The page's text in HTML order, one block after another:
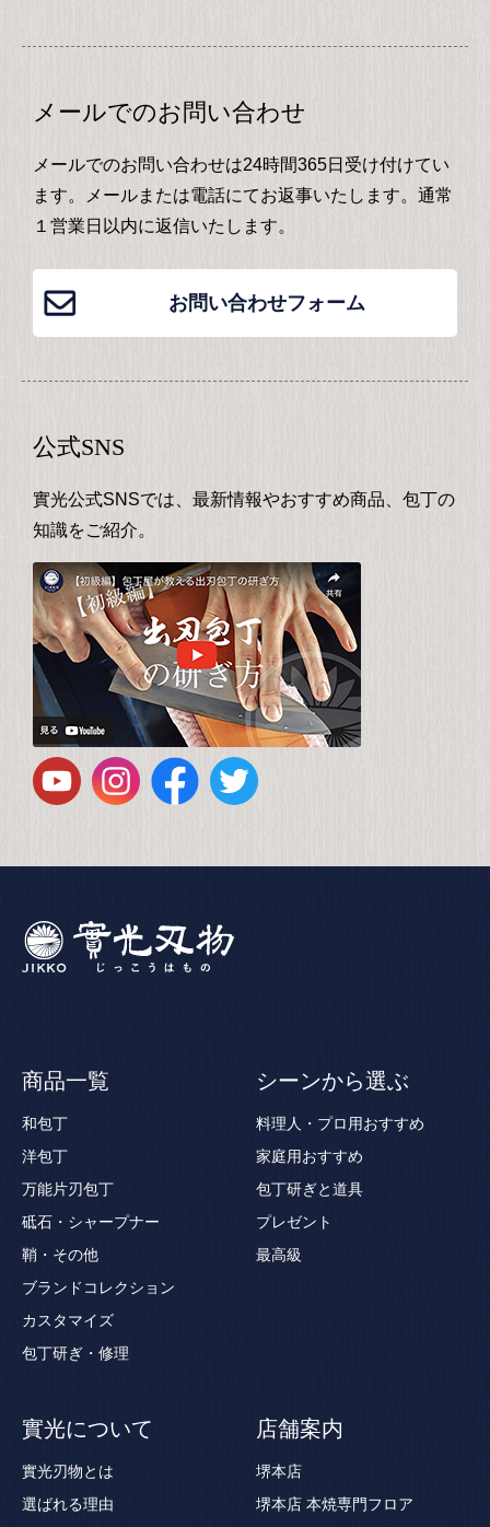
メールでのお問い合わせ
メールでのお問い合わせは24時間365日受け付けてい
ます。メールまたは電話にてお返事いたします。通常
１営業日以内に返信いたします。
お問い合わせフォーム
公式SNS
實光公式SNSでは、最新情報やおすすめ商品、包丁の
知識をご紹介。
商品一覧
和包丁
洋包丁
万能片刃包丁
砥石・シャープナー
鞘・その他
ブランドコレクション
カスタマイズ
包丁研ぎ・修理
シーンから選ぶ
料理人・プロ用おすすめ
家庭用おすすめ
包丁研ぎと道具
プレゼント
最高級
實光について
實光刃物とは
選ばれる理由
店舗案内
堺本店
堺本店 本焼専門フロア